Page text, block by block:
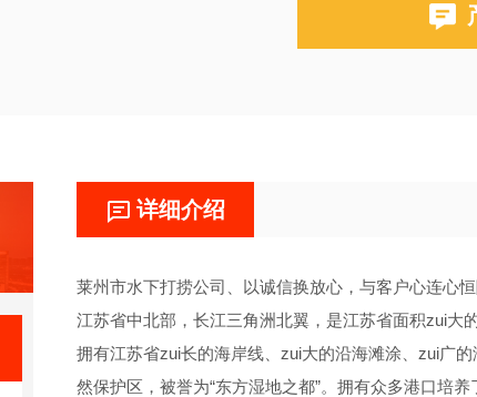
详细介绍
莱州市水下打捞公司、以诚信换放心，与客户心连心
江苏省中北部，长江三角洲北翼，是江苏省面积zui大
拥有江苏省zui长的海岸线、zui大的沿海滩涂、zui广
然保护区，被誉为“东方湿地之都”。拥有众多港口培